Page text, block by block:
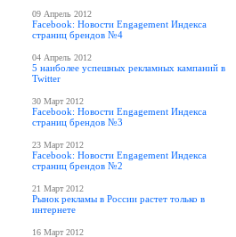
09 Апрель 2012
Facebook: Новости Engagement Индекса
страниц брендов №4
04 Апрель 2012
5 наиболее успешных рекламных кампаний в
Twitter
30 Март 2012
Facebook: Новости Engagement Индекса
страниц брендов №3
23 Март 2012
Facebook: Новости Engagement Индекса
страниц брендов №2
21 Март 2012
Рынок рекламы в России растет только в
интернете
16 Март 2012